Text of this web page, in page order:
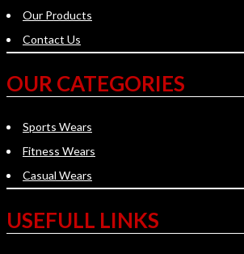
Our Products
Contact Us
OUR CATEGORIES
Sports Wears
Fitness Wears
Casual Wears
USEFULL LINKS